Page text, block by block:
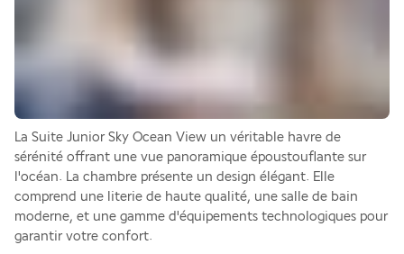
La Suite Junior Sky Ocean View un véritable havre de
sérénité offrant une vue panoramique époustouflante sur
l'océan. La chambre présente un design élégant. Elle
comprend une literie de haute qualité, une salle de bain
moderne, et une gamme d'équipements technologiques pour
garantir votre confort.